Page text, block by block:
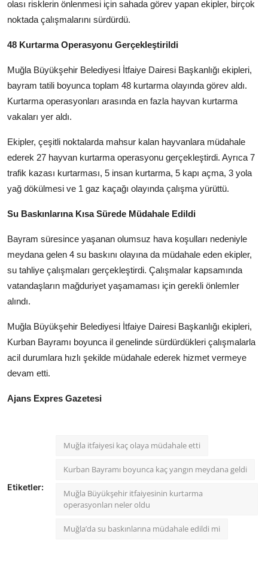
olası risklerin önlenmesi için sahada görev yapan ekipler, birçok
noktada çalışmalarını sürdürdü.
48 Kurtarma Operasyonu Gerçekleştirildi
Muğla Büyükşehir Belediyesi İtfaiye Dairesi Başkanlığı ekipleri,
bayram tatili boyunca toplam 48 kurtarma olayında görev aldı.
Kurtarma operasyonları arasında en fazla hayvan kurtarma
vakaları yer aldı.
Ekipler, çeşitli noktalarda mahsur kalan hayvanlara müdahale
ederek 27 hayvan kurtarma operasyonu gerçekleştirdi. Ayrıca 7
trafik kazası kurtarması, 5 insan kurtarma, 5 kapı açma, 3 yola
yağ dökülmesi ve 1 gaz kaçağı olayında çalışma yürüttü.
Su Baskınlarına Kısa Sürede Müdahale Edildi
Bayram süresince yaşanan olumsuz hava koşulları nedeniyle
meydana gelen 4 su baskını olayına da müdahale eden ekipler,
su tahliye çalışmaları gerçekleştirdi. Çalışmalar kapsamında
vatandaşların mağduriyet yaşamaması için gerekli önlemler
alındı.
Muğla Büyükşehir Belediyesi İtfaiye Dairesi Başkanlığı ekipleri,
Kurban Bayramı boyunca il genelinde sürdürdükleri çalışmalarla
acil durumlara hızlı şekilde müdahale ederek hizmet vermeye
devam etti.
Ajans Expres Gazetesi
Etiketler:
Muğla itfaiyesi kaç olaya müdahale etti
Kurban Bayramı boyunca kaç yangın meydana geldi
Muğla Büyükşehir itfaiyesinin kurtarma
operasyonları neler oldu
Muğla’da su baskınlarına müdahale edildi mi